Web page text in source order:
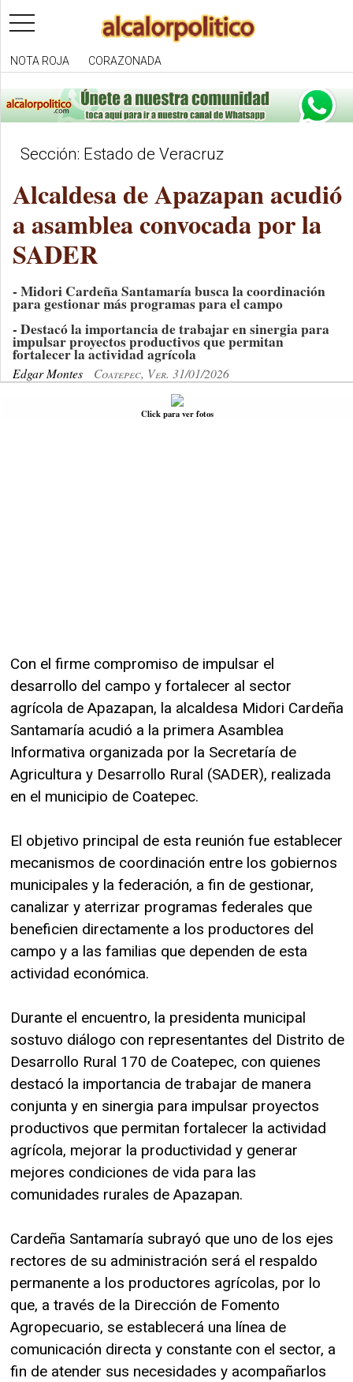
toggle
navigation
NOTA ROJA CORAZONADA
Sección: Estado de Veracruz
Alcaldesa de Apazapan acudió
a asamblea convocada por la
SADER
- Midori Cardeña Santamaría busca la coordinación
para gestionar más programas para el campo
- Destacó la importancia de trabajar en sinergia para
impulsar proyectos productivos que permitan
fortalecer la actividad agrícola
Edgar Montes Coatepec, Ver. 31/01/2026
Click para ver fotos
Con el firme compromiso de impulsar el
desarrollo del campo y fortalecer al sector
agrícola de Apazapan, la alcaldesa Midori Cardeña
Santamaría acudió a la primera Asamblea
Informativa organizada por la Secretaría de
Agricultura y Desarrollo Rural (SADER), realizada
en el municipio de Coatepec.
El objetivo principal de esta reunión fue establecer
mecanismos de coordinación entre los gobiernos
municipales y la federación, a fin de gestionar,
canalizar y aterrizar programas federales que
beneficien directamente a los productores del
campo y a las familias que dependen de esta
actividad económica.
Durante el encuentro, la presidenta municipal
sostuvo diálogo con representantes del Distrito de
Desarrollo Rural 170 de Coatepec, con quienes
destacó la importancia de trabajar de manera
conjunta y en sinergia para impulsar proyectos
productivos que permitan fortalecer la actividad
agrícola, mejorar la productividad y generar
mejores condiciones de vida para las
comunidades rurales de Apazapan.
Cardeña Santamaría subrayó que uno de los ejes
rectores de su administración será el respaldo
permanente a los productores agrícolas, por lo
que, a través de la Dirección de Fomento
Agropecuario, se establecerá una línea de
comunicación directa y constante con el sector, a
fin de atender sus necesidades y acompañarlos